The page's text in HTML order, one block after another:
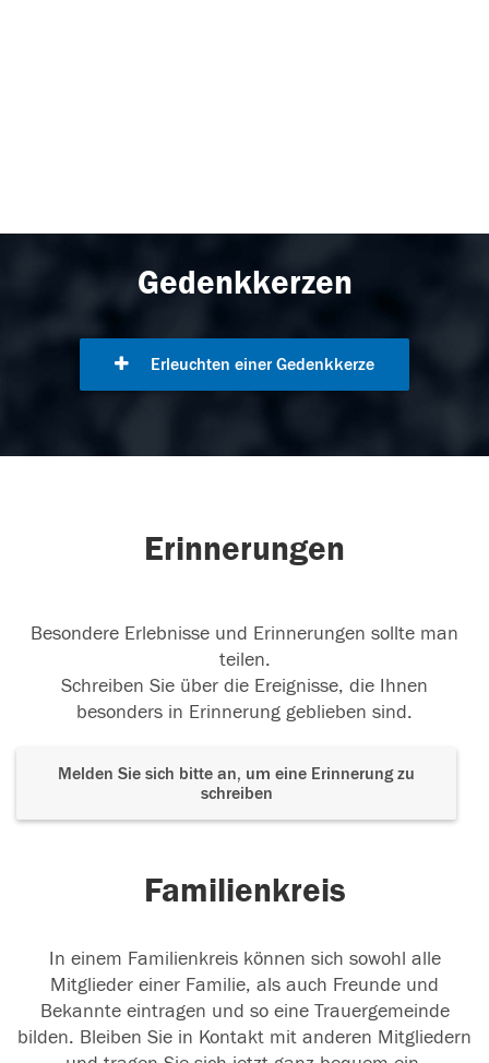
Gedenkkerzen
Erleuchten einer Gedenkkerze
Erinnerungen
Besondere Erlebnisse und Erinnerungen sollte man
teilen.
Schreiben Sie über die Ereignisse, die Ihnen
besonders in Erinnerung geblieben sind.
Melden Sie sich bitte an, um eine Erinnerung zu
schreiben
Familienkreis
In einem Familienkreis können sich sowohl alle
Mitglieder einer Familie, als auch Freunde und
Bekannte eintragen und so eine Trauergemeinde
bilden. Bleiben Sie in Kontakt mit anderen Mitgliedern